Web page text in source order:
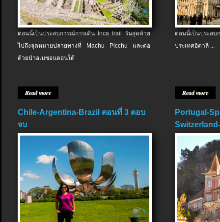
ตอนนี้เป็นประสบการณ์การเดิน Inca trail วันสุดท้าย
ไปถึงจุดหมายปลายทางที่ Machu Picchu และต่อ
ด้วยป่าอเมซอนตอนใต้
Read more
ตอนนี้เป็นประส
ประเทศอิตาลี ...
Read more
Chile-Argentina-Brazil ตอนที่ 3 ตอบ
จบ
Portugal-